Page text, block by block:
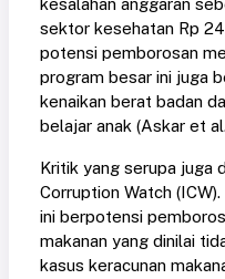
kesalahan anggaran
sektor kesehatan Rp
potensi pemborosan
program besar ini juga
kenaikan berat badan
belajar anak (Askar et
Kritik yang serupa juga
Corruption Watch
ini berpotensi
makanan yang dinilai
kasus keracunan